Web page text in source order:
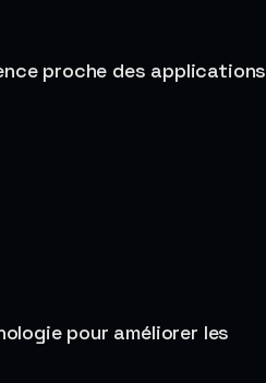
proche des applications
pour améliorer les